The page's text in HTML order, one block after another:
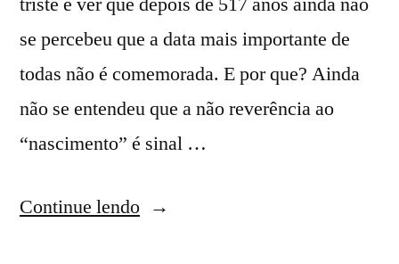
se percebeu que a data mais importante de
todas não é comemorada. E por que? Ainda
não se entendeu que a não reverência ao
“nascimento” é sinal …
Continue lendo